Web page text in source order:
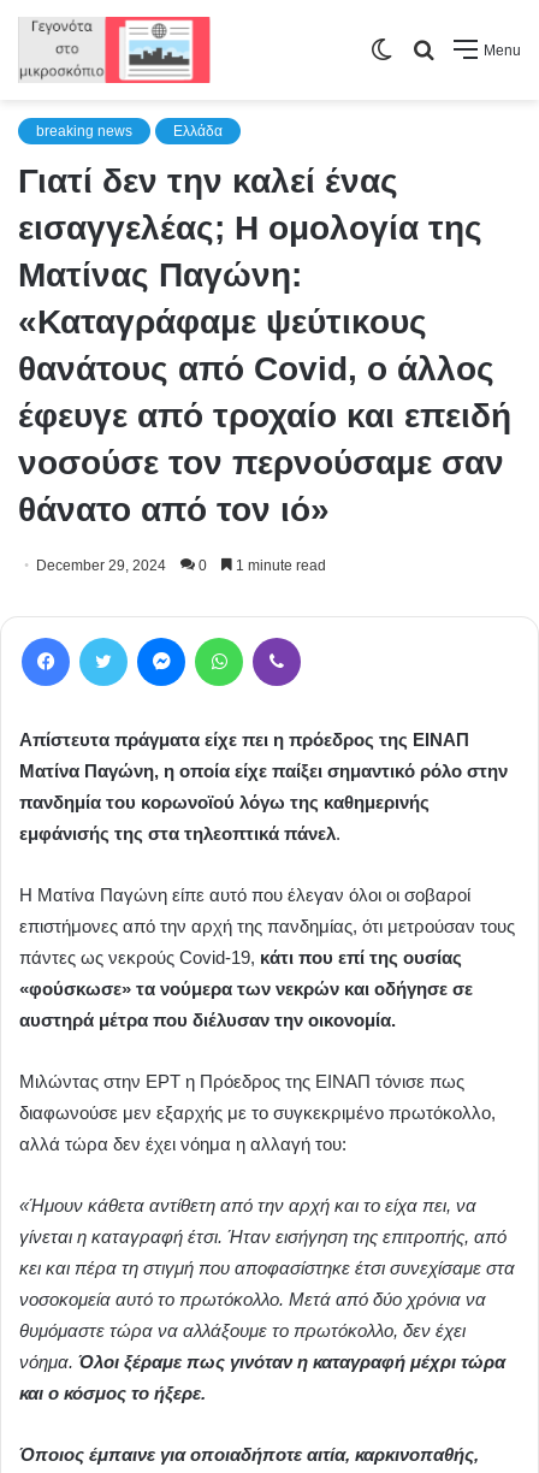
Menu
Search
Switch
breaking news Ελλάδα
Γιατί δεν την καλεί ένας
εισαγγελέας; Η ομολογία της
Ματίνας Παγώνη:
«Καταγράφαμε ψεύτικους
θανάτους από Covid, ο άλλος
έφευγε από τροχαίο και επειδή
νοσούσε τον περνούσαμε σαν
θάνατο από τον ιό»
December 29, 2024 0 1 minute read
Facebook Twitter MessengerWhatsApp
Απίστευτα πράγματα είχε πει η πρόεδρος της ΕΙΝΑΠ
Ματίνα Παγώνη, η οποία είχε παίξει σημαντικό ρόλο στην
πανδημία του κορωνοϊού λόγω της καθημερινής
εμφάνισής της στα τηλεοπτικά πάνελ.
Η Ματίνα Παγώνη είπε αυτό που έλεγαν όλοι οι σοβαροί
επιστήμονες από την αρχή της πανδημίας, ότι μετρούσαν τους
πάντες ως νεκρούς Covid-19, κάτι που επί της ουσίας
«φούσκωσε» τα νούμερα των νεκρών και οδήγησε σε
αυστηρά μέτρα που διέλυσαν την οικονομία.
Μιλώντας στην ΕΡΤ η Πρόεδρος της ΕΙΝΑΠ τόνισε πως
διαφωνούσε μεν εξαρχής με το συγκεκριμένο πρωτόκολλο,
αλλά τώρα δεν έχει νόημα η αλλαγή του:
«Ήμουν κάθετα αντίθετη από την αρχή και το είχα πει, να
γίνεται η καταγραφή έτσι. Ήταν εισήγηση της επιτροπής, από
κει και πέρα τη στιγμή που αποφασίστηκε έτσι συνεχίσαμε στα
νοσοκομεία αυτό το πρωτόκολλο. Μετά από δύο χρόνια να
θυμόμαστε τώρα να αλλάξουμε το πρωτόκολλο, δεν έχει
νόημα. Όλοι ξέραμε πως γινόταν η καταγραφή μέχρι τώρα
και ο κόσμος το ήξερε.
Όποιος έμπαινε για οποιαδήποτε αιτία, καρκινοπαθής,